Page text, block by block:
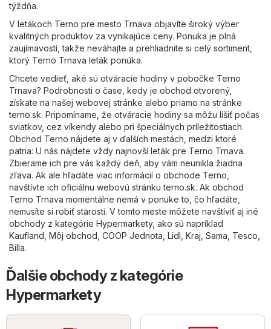
týždňa.
V letákoch Terno pre mesto Trnava objavíte široký výber
kvalitných produktov za vynikajúce ceny. Ponuka je plná
zaujímavostí, takže neváhajte a prehliadnite si celý sortiment,
ktorý Terno Trnava leták ponúka.
Chcete vedieť, aké sú otváracie hodiny v pobočke Terno
Trnava? Podrobnosti o čase, kedy je obchod otvorený,
získate na našej webovej stránke alebo priamo na stránke
terno.sk. Pripomíname, že otváracie hodiny sa môžu líšiť počas
sviatkov, cez víkendy alebo pri špeciálnych príležitostiach.
Obchod Terno nájdete aj v ďalších mestách, medzi ktoré
patria: U nás nájdete vždy najnovší leták pre Terno Trnava.
Zbierame ich pre vás každý deň, aby vám neunikla žiadna
zľava. Ak ale hľadáte viac informácií o obchode Terno,
navštívte ich oficiálnu webovú stránkuterno.sk. Ak obchod
Terno Trnava momentálne nemá v ponuke to, čo hľadáte,
nemusíte si robiť starosti. V tomto meste môžete navštíviť aj iné
obchody z kategórie Hypermarkety, ako sú napríklad
Kaufland Môj obchod COOP Jednota Lidl Kraj Sama Tesco
Billa.
Ďalšie obchody z kategórie
Hypermarkety